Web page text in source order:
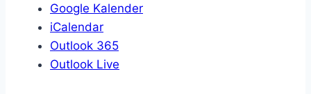
Google Kalender
iCalendar
Outlook 365
Outlook Live